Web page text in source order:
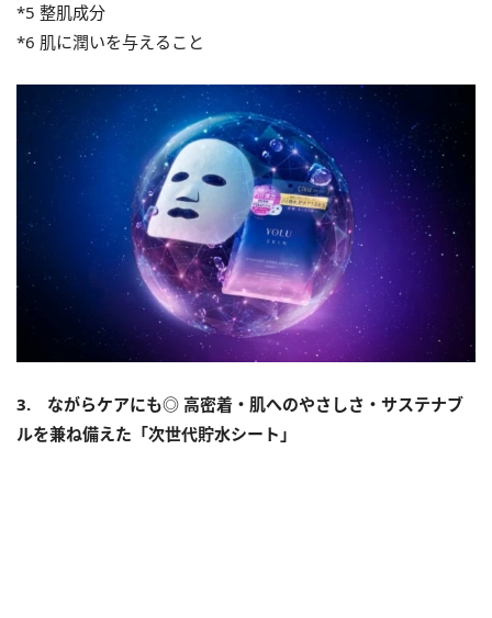
*5 整肌成分
*6 肌に潤いを与えること
3. ながらケアにも◎ 高密着・肌へのやさしさ・サステナブ
ルを兼ね備えた「次世代貯水シート」